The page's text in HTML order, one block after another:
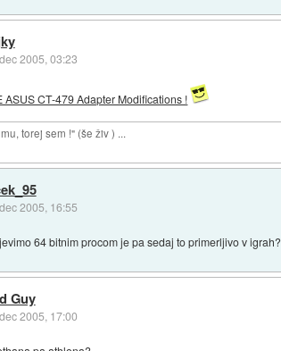
2005, 03:23
ASUS CT-479 Adapter Modifications !
torej sem !" (še živ ) ...
2005, 16:55
64 bitnim procom je pa sedaj to primerljivo v igrah?
Guy
2005, 17:00